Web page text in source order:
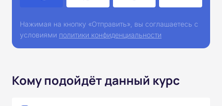
Нажимая на кнопку «Отправить», вы соглашаетесь с
условиями политики конфиденциальности
Кому подойдёт данный курс